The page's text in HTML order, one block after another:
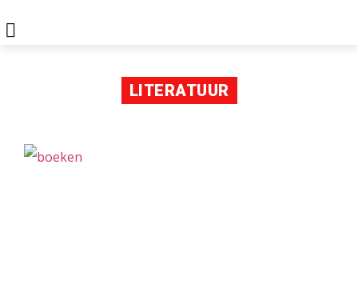
LITERATUUR